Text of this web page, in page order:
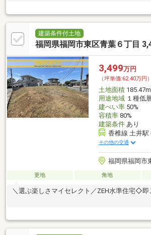
建築条件付土地
福岡県福岡市東区青葉６丁目
3,499万円
（坪単価:62.40万円）
土地面積185.47m
用途地域１種低
建ぺい率50%
容積率80%
建築条件あり
香椎線 土井駅
その他の交通
福岡県福岡市
更地 角地
＼選ぶ楽しさマイセレクト／ZEH水準住宅◇即